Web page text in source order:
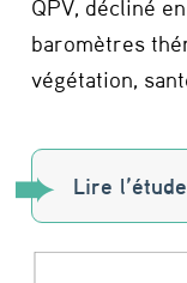
QPV, décliné
baromètres
végétation,
Lire l’étude